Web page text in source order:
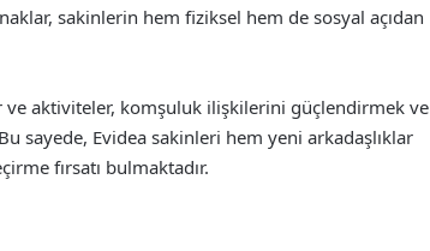
sakinlerin hem fiziksel hem de sosyal açıdan
aktiviteler, komşuluk ilişkilerini güçlendirmek ve
sayede, Evidea sakinleri hem yeni arkadaşlıklar
fırsatı bulmaktadır.